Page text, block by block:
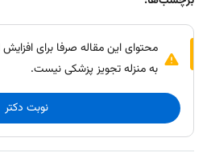
محتوای این مقاله صرفا برای
به منزله تجویز پزشکی نیست.
نوبت دکتر